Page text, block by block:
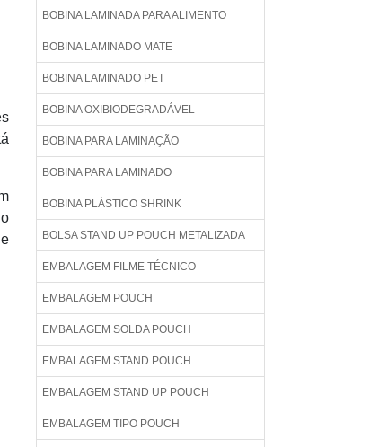
BOBINA LAMINADA PARA ALIMENTO
BOBINA LAMINADO MATE
BOBINA LAMINADO PET
BOBINA OXIBIODEGRADÁVEL
BOBINA PARA LAMINAÇÃO
BOBINA PARA LAMINADO
BOBINA PLÁSTICO SHRINK
BOLSA STAND UP POUCH METALIZADA
EMBALAGEM FILME TÉCNICO
EMBALAGEM POUCH
EMBALAGEM SOLDA POUCH
EMBALAGEM STAND POUCH
EMBALAGEM STAND UP POUCH
EMBALAGEM TIPO POUCH